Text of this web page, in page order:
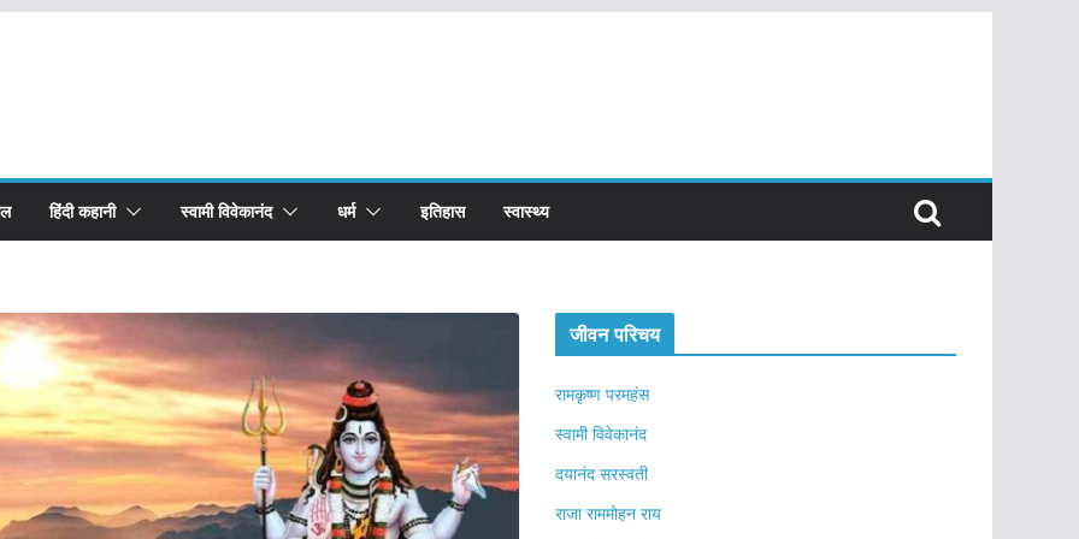
हिंदी कहानी स्वामी विवेकानंद धर्म इतिहास स्वास्थ्य
जीवन परिचय
रामकृष्ण परमहंस
स्वामी विवेकानंद
दयानंद सरस्वती
राजा राममोहन राय